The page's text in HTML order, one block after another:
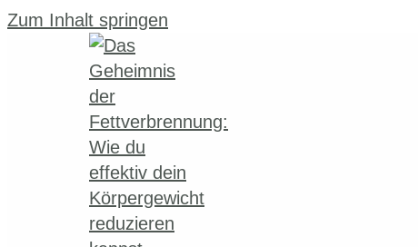
Zum Inhalt springen